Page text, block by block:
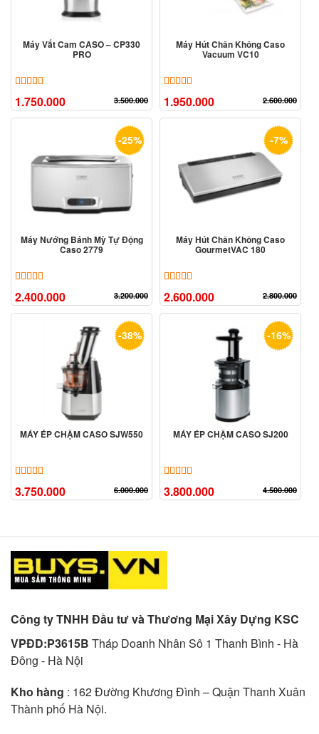
Máy Vắt Cam CASO – CP330
PRO
1.750.000 3.500.000
Máy Hút Chân Không Caso
Vacuum VC10
1.950.000 2.600.000
-25%
Máy Nướng Bánh Mỳ Tự Động
Caso 2779
2.400.000 3.200.000
-7%
Máy Hút Chân Không Caso
GourmetVAC 180
2.600.000 2.800.000
-38%
MÁY ÉP CHẬM CASO SJW550
3.750.000 6.000.000
-16%
MÁY ÉP CHẬM CASO SJ200
3.800.000 4.500.000
Công ty TNHH Đầu tư và Thương Mại Xây Dựng KSC
VPĐD:P3615B Tháp Doanh Nhân Sô 1 Thanh Bình - Hà
Đông - Hà Nội
Kho hàng : 162 Đường Khương Đình – Quận Thanh Xuân
Thành phố Hà Nội.